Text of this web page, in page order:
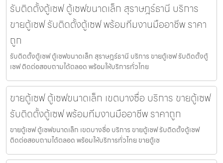
รับติดตั้งตู้เซฟ ตู้เซฟขนาดเล็ก สุราษฎร์ธานี บริการ
ขายตู้เซฟ รับติดตั้งตู้เซฟ พร้อมทีมงานมืออาชีพ ราคา
ถูก
รับติดตั้งตู้เซฟ ตู้เซฟขนาดเล็ก สุราษฎร์ธานี บริการ ขายตู้เซฟ รับติดตั้งตู้
เซฟ ติดต่อสอบถามได้ตลอด พร้อมให้บริการทั่วไทย
ขายตู้เซฟ ตู้เซฟขนาดเล็ก เขตบางซื่อ บริการ ขายตู้เซฟ
รับติดตั้งตู้เซฟ พร้อมทีมงานมืออาชีพ ราคาถูก
ขายตู้เซฟ ตู้เซฟขนาดเล็ก เขตบางซื่อ บริการ ขายตู้เซฟ รับติดตั้งตู้เซฟ
ติดต่อสอบถามได้ตลอด พร้อมให้บริการทั่วไทย ขายตู้เซ